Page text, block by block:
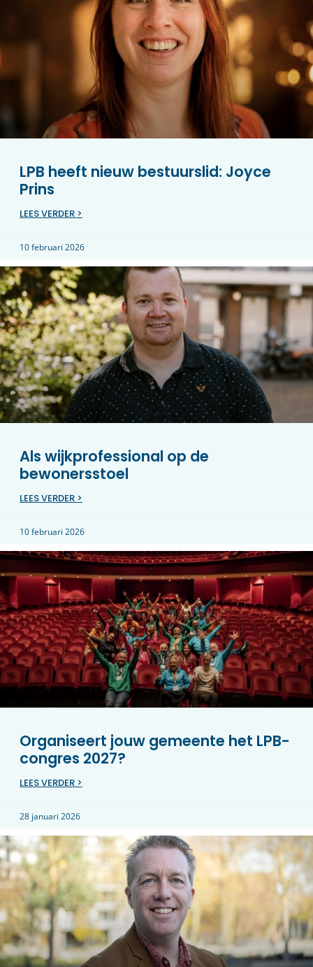
LPB heeft nieuw bestuurslid: Joyce
Prins
LEES VERDER >
10 februari 2026
Als wijkprofessional op de
bewonersstoel
LEES VERDER >
10 februari 2026
Organiseert jouw gemeente het LPB-
congres 2027?
LEES VERDER >
28 januari 2026